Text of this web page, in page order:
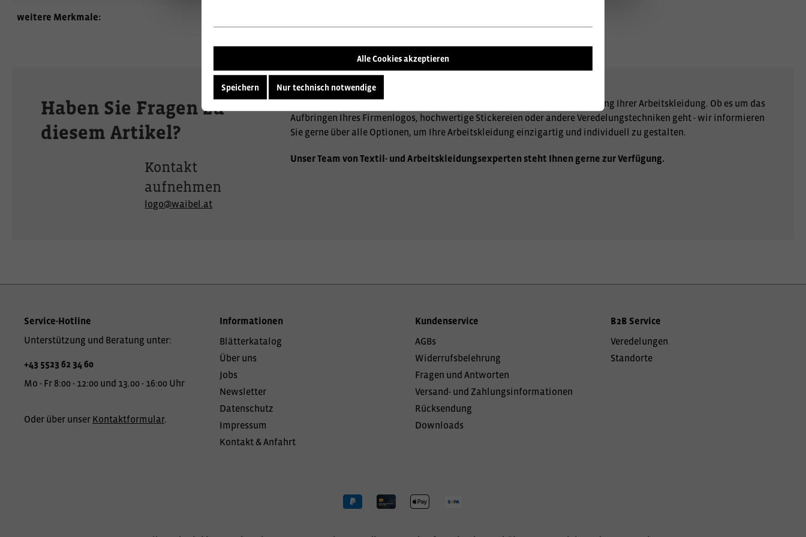
weitere Merkmale:
Haben Sie Fragen zu
diesem Artikel?
Kontakt
aufnehmen
logo@waibel.at
Wir beraten Sie gerne zu den vielfältigen Möglichkeiten der Personalisierung Ihrer Arbeitskleidung. Ob es um das
Aufbringen Ihres Firmenlogos, hochwertige Stickereien oder andere Veredelungstechniken geht - wir informieren
Sie gerne über alle Optionen, um Ihre Arbeitskleidung einzigartig und individuell zu gestalten.
Unser Team von Textil- und Arbeitskleidungsexperten steht Ihnen gerne zur Verfügung.
Service-Hotline
Unterstützung und Beratung unter:
+43 5523 62 34 60
Mo - Fr 8:00 - 12:00 und 13.00 - 16:00 Uhr
Oder über unser Kontaktformular.
Informationen
Blätterkatalog
Über uns
Jobs
Newsletter
Datenschutz
Impressum
Kontakt & Anfahrt
Kundenservice
AGBs
Widerrufsbelehrung
Fragen und Antworten
Versand- und Zahlungsinformationen
Rücksendung
Downloads
B2B Service
Veredelungen
Standorte
Alle Cookies akzeptieren
Speichern Nur technisch notwendige